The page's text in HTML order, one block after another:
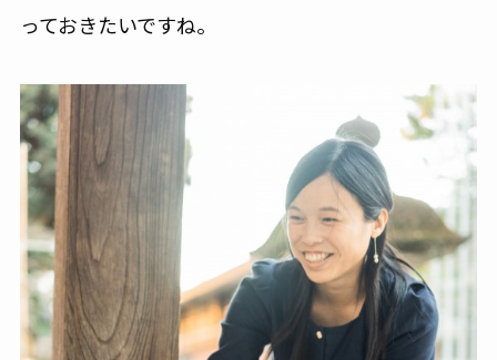
っておきたいですね。